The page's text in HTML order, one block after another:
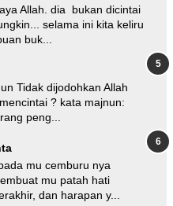
Allah. dia bukan dicintai
selama ini kita keliru
buk...
Tidak dijodohkan Allah
? kata majnun:
peng...
mu cemburu nya
mu patah hati
dan harapan y...